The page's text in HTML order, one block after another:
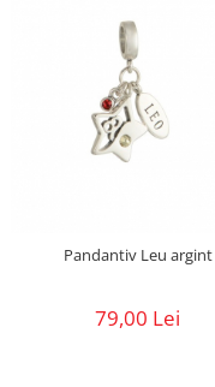
Pandantiv Leu argint
79,00 Lei